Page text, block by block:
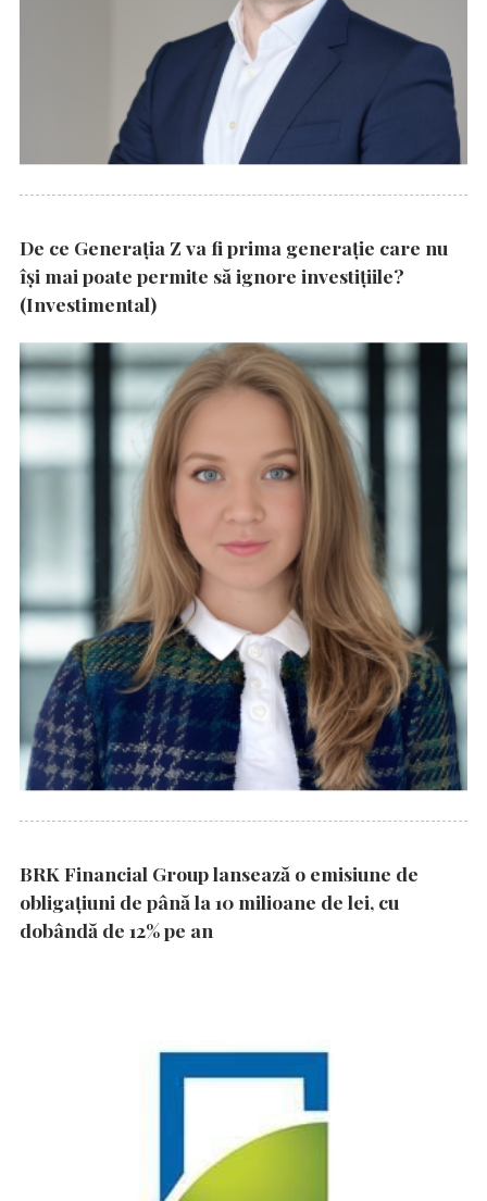
De ce Generația Z va fi prima generație care nu
își mai poate permite să ignore investițiile?
(Investimental)
BRK Financial Group lansează o emisiune de
obligațiuni de până la 10 milioane de lei, cu
dobândă de 12% pe an